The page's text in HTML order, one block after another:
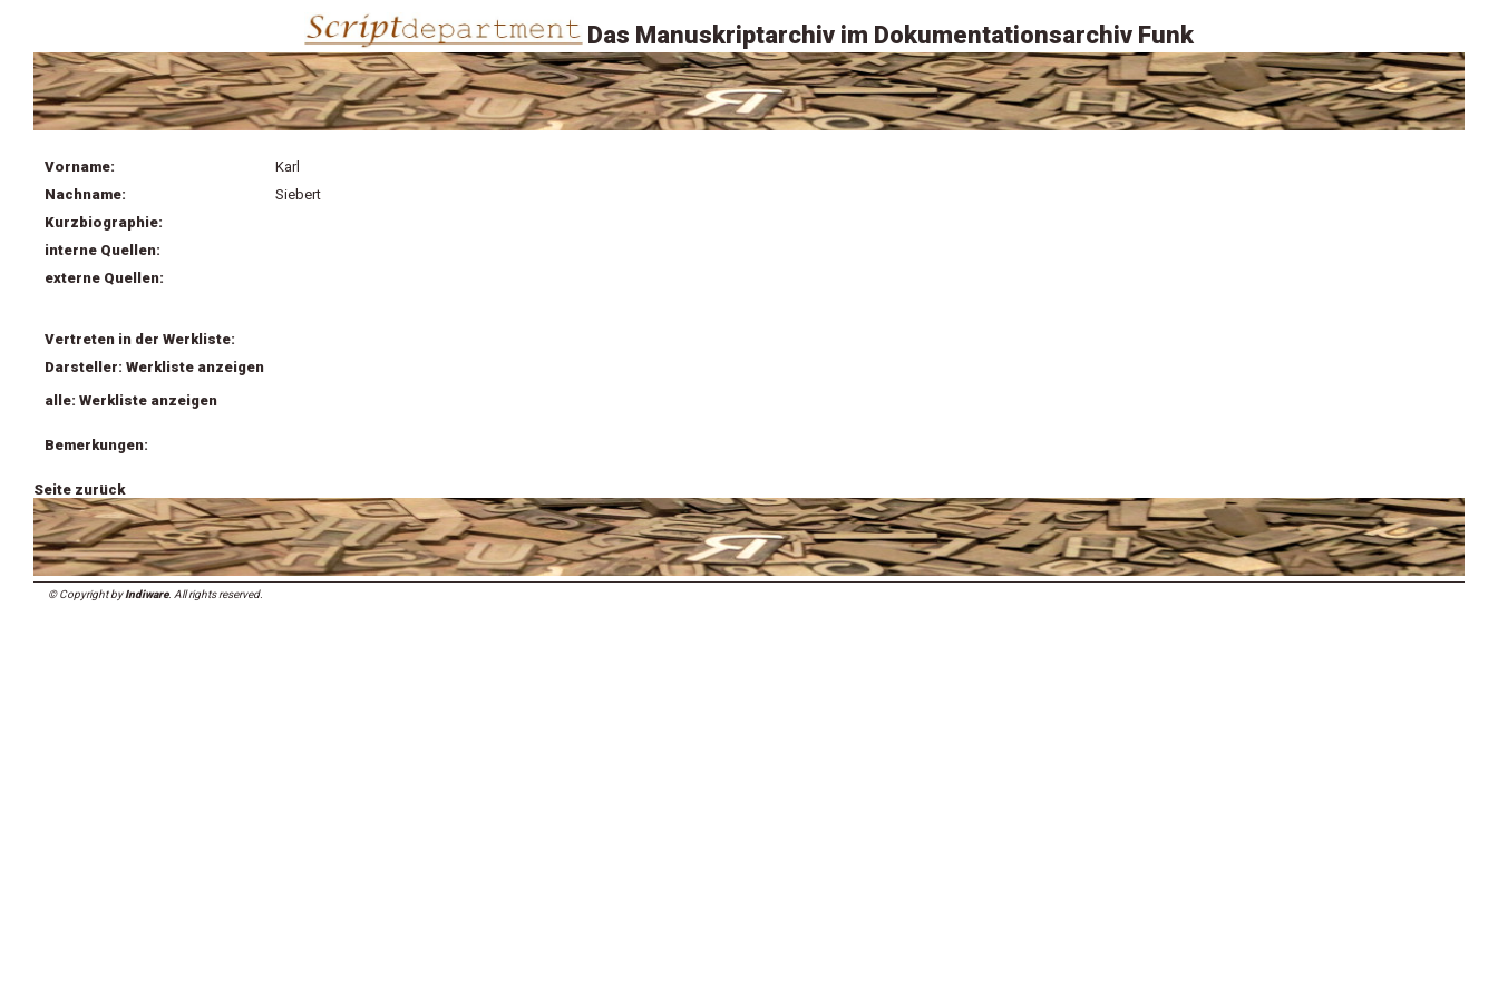
Das Manuskriptarchiv im Dokumentationsarchiv Funk
Vorname:
Karl
Nachname:
Siebert
Kurzbiographie:
interne Quellen:
externe Quellen:
Vertreten in der Werkliste:
Darsteller: Werkliste anzeigen
alle: Werkliste anzeigen
Bemerkungen:
Seite zurück
© Copyright byIndiware. All rights reserved.